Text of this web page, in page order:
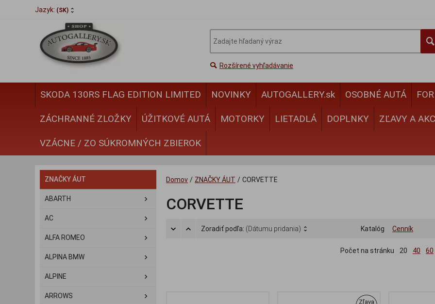
Jazyk: (SK)
Rozšírené vyhľadávanie
SKODA 130RS FLAG EDITION LIMITED NOVINKY AUTOGALLERY.sk OSOBNÉ AUTÁ
ZÁCHRANNÉ ZLOŽKY ÚŽITKOVÉ AUTÁ MOTORKY LIETADLÁ DOPLNKY ZĽAVY A
VZÁCNE / ZO SÚKROMNÝCH ZBIEROK
ZNAČKY ÁUT
ABARTH
AC
ALFA ROMEO
ALPINA BMW
ALPINE
ARROWS
Domov / ZNAČKY ÁUT / CORVETTE
CORVETTE
Zoradiť podľa: (Dátumu pridania) Katalóg Cenník
Počet na stránku 20 40 60
Zľava